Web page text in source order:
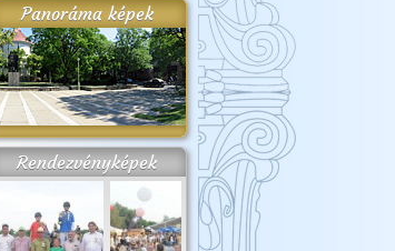
Panoráma képek
Rendezvényképek